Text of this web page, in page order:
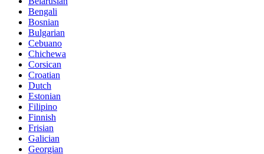
Bengali
Bosnian
Bulgarian
Cebuano
Chichewa
Corsican
Croatian
Dutch
Estonian
Filipino
Finnish
Frisian
Galician
Georgian